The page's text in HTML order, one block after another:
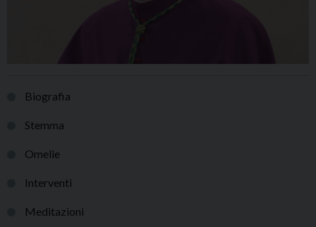
Biografia
Stemma
Omelie
Interventi
Meditazioni